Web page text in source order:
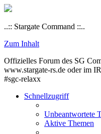
..:: Stargate Command ::..
Zum Inhalt
Offizielles Forum des SG
www.stargate-rs.de oder im
#sgc-relaxx
Schnellzugriff
Unbeantwortete
Aktive Themen